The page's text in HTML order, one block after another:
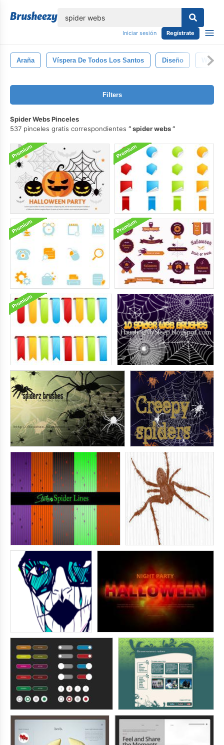
Iniciar sesión Regístrate
Araña Víspera De Todos Los Santos Diseño Web
Filters
Spider Webs Pinceles
537 pinceles gratis correspondientes
spider webs